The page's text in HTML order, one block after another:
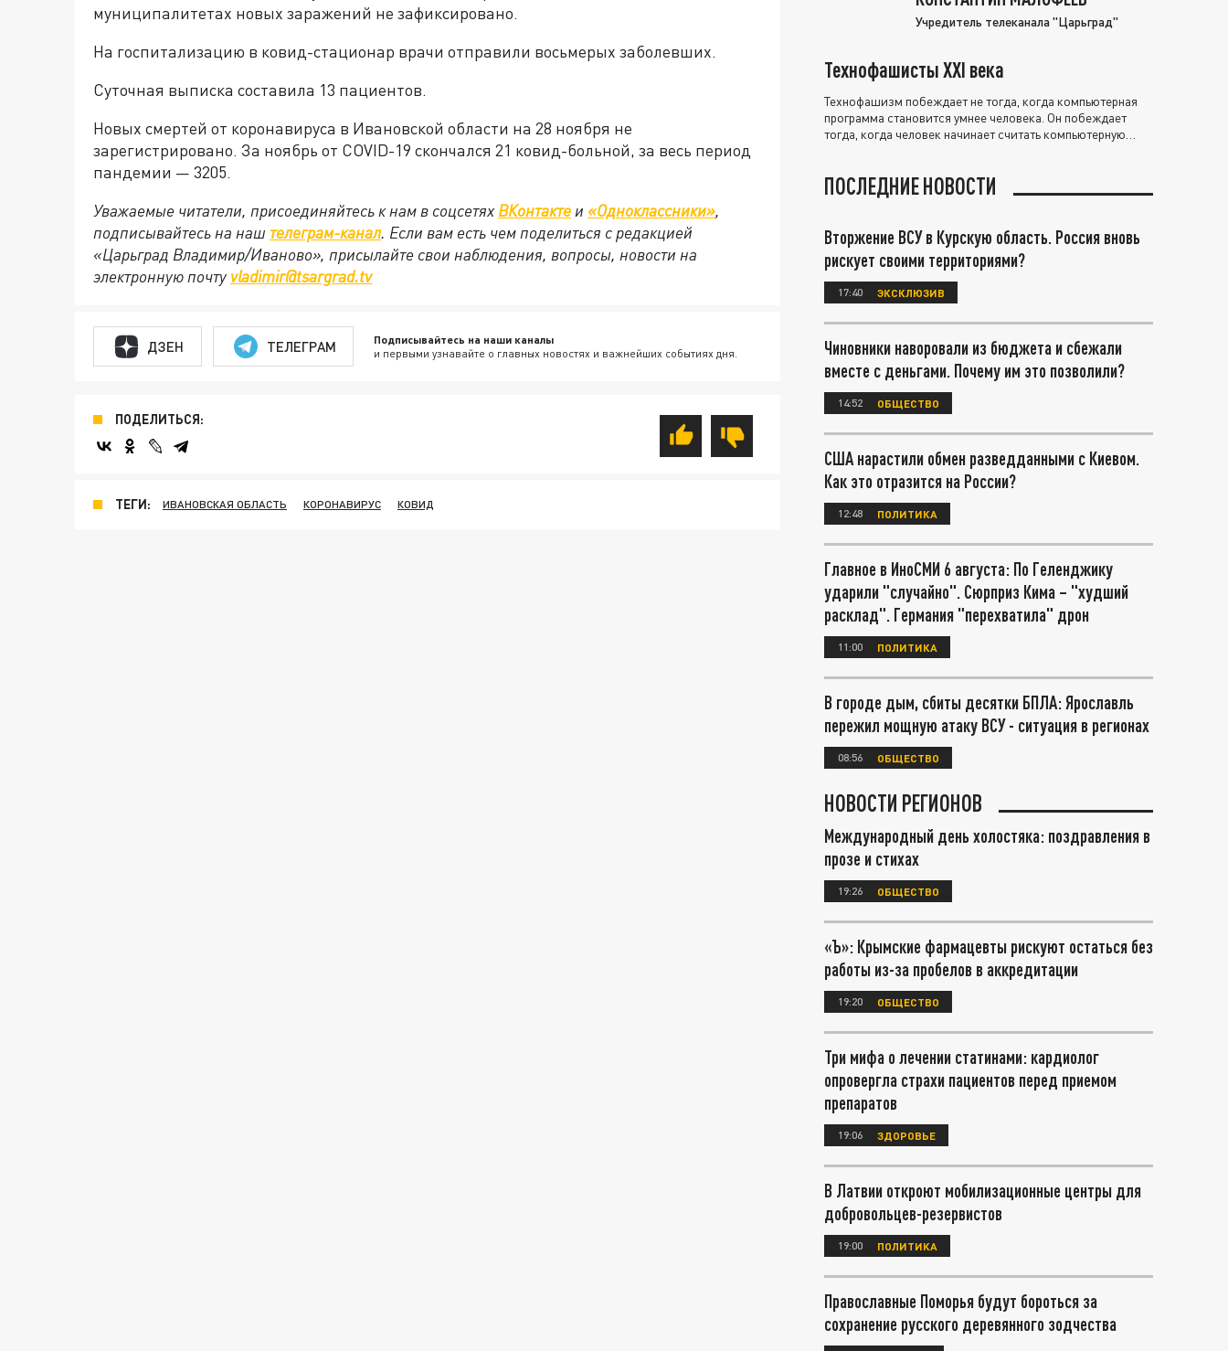
муниципалитетах новых заражений не зафиксировано.
На госпитализацию в ковид-стационар врачи отправили восьмерых заболевших.
Суточная выписка составила 13 пациентов.
Новых смертей от коронавируса в Ивановской области на 28 ноября не
зарегистрировано. За ноябрь от COVID-19 скончался 21 ковид-больной, за весь период
пандемии — 3205.
Уважаемые читатели, присоединяйтесь к нам в соцсетях ВКонтакте и «Одноклассники»,
подписывайтесь на наш телеграм-канал. Если вам есть чем поделиться с редакцией
«Царьград Владимир/Иваново», присылайте свои наблюдения, вопросы, новости на
электронную почту vladimir@tsargrad.tv
ДЗЕН ТЕЛЕГРАМ Подписывайтесь на наши каналы
и первыми узнавайте о главных новостях и важнейших событиях дня.
ПОДЕЛИТЬСЯ:
ТЕГИ: ИВАНОВСКАЯ ОБЛАСТЬ КОРОНАВИРУС КОВИД
Учредитель телеканала "Царьград"
Технофашисты XXI века
Технофашизм побеждает не тогда, когда компьютерная
программа становится умнее человека. Он побеждает
тогда, когда человек начинает считать компьютерную
ПОСЛЕДНИЕ НОВОСТИ
Вторжение ВСУ в Курскую область. Россия вновь
рискует своими территориями?
17:40 ЭКСКЛЮЗИВ
Чиновники наворовали из бюджета и сбежали
вместе с деньгами. Почему им это позволили?
14:52 ОБЩЕСТВО
США нарастили обмен разведданными с Киевом.
Как это отразится на России?
12:48 ПОЛИТИКА
Главное в ИноСМИ 6 августа: По Геленджику
ударили "случайно". Сюрприз Кима – "худший
расклад". Германия "перехватила" дрон
11:00 ПОЛИТИКА
В городе дым, сбиты десятки БПЛА: Ярославль
пережил мощную атаку ВСУ - ситуация в регионах
08:56 ОБЩЕСТВО
НОВОСТИ РЕГИОНОВ
Международный день холостяка: поздравления в
прозе и стихах
19:26 ОБЩЕСТВО
«Ъ»: Крымские фармацевты рискуют остаться без
работы из-за пробелов в аккредитации
19:20 ОБЩЕСТВО
Три мифа о лечении статинами: кардиолог
опровергла страхи пациентов перед приемом
препаратов
19:06 ЗДОРОВЬЕ
В Латвии откроют мобилизационные центры для
добровольцев-резервистов
19:00 ПОЛИТИКА
Православные Поморья будут бороться за
сохранение русского деревянного зодчества